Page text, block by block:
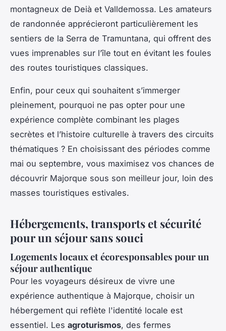
montagneux de Deià et Valldemossa. Les amateurs
de randonnée apprécieront particulièrement les
sentiers de la Serra de Tramuntana, qui offrent des
vues imprenables sur l’île tout en évitant les foules
des routes touristiques classiques.
Enfin, pour ceux qui souhaitent s’immerger
pleinement, pourquoi ne pas opter pour une
expérience complète combinant les plages
secrètes et l’histoire culturelle à travers des circuits
thématiques ? En choisissant des périodes comme
mai ou septembre, vous maximisez vos chances de
découvrir Majorque sous son meilleur jour, loin des
masses touristiques estivales.
Hébergements, transports et sécurité
pour un séjour sans souci
Logements locaux et écoresponsables pour un
séjour authentique
Pour les voyageurs désireux de vivre une
expérience authentique à Majorque, choisir un
hébergement qui reflète l'identité locale est
essentiel. Les agroturismos, des fermes